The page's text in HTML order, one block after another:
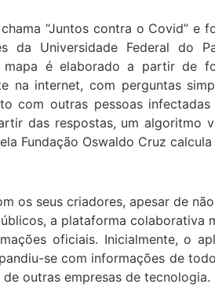
“Juntos contra o Covid” e
da Universidade Federal do
é elaborado a partir de
na internet, com perguntas
com outras pessoas
das respostas, um algoritmo
Fundação Oswaldo Cruz
os seus criadores, apesar de
a plataforma colaborativa
oficiais. Inicialmente, o
se com informações de
outras empresas de tecnologia.